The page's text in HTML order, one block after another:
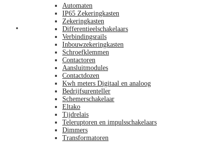
Automaten
IP65 Zekeringkasten
Zekeringkasten
Differentieelschakelaars
Verbindingsrails
Inbouwzekeringkasten
Schroefklemmen
Contactoren
Aansluitmodules
Contactdozen
Kwh meters Digitaal en analoog
Bedrijfsurenteller
Schemerschakelaar
Eltako
Tijdrelais
Teleruptoren en impulsschakelaars
Dimmers
Transformatoren